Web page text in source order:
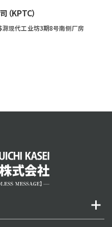
KPTC）
现代工业坊3期8号南侧厂房